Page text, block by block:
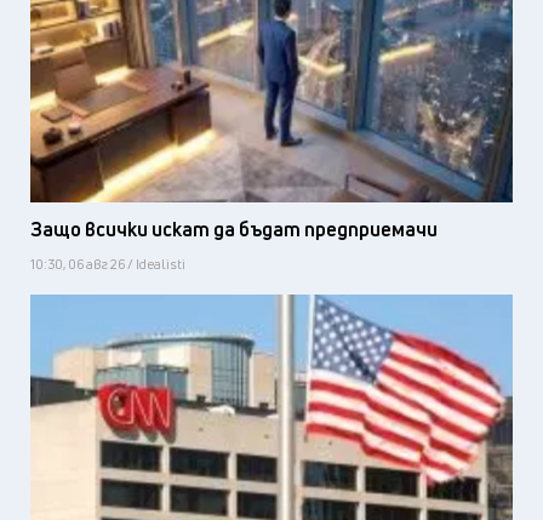
Защо всички искат да бъдат предприемачи
10:30, 06 авг 26 / Idealisti